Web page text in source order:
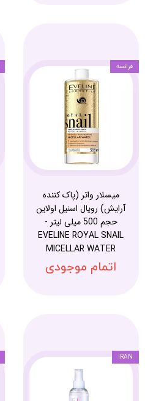
میسلار واتر (پاک کننده
آرایش) رویال اسنیل اولاین
حجم 500 میلی لیتر -
EVELINE ROYAL SNAIL
MICELLAR WATER
اتمام موجودی
فرانسه
IRAN